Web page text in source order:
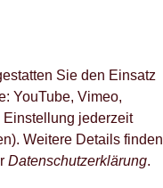
Sie den Einsatz
YouTube, Vimeo,
Einstellung jederzeit
Weitere Details finden
Datenschutzerklärung.